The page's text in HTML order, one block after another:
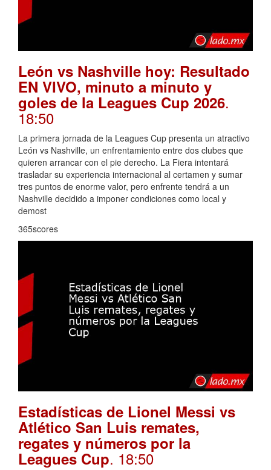
León vs Nashville hoy: Resultado
EN VIVO, minuto a minuto y
goles de la Leagues Cup 2026.
18:50
La primera jornada de la Leagues Cup presenta un atractivo
León vs Nashville, un enfrentamiento entre dos clubes que
quieren arrancar con el pie derecho. La Fiera intentará
trasladar su experiencia internacional al certamen y sumar
tres puntos de enorme valor, pero enfrente tendrá a un
Nashville decidido a imponer condiciones como local y
demost
365scores
Estadísticas de Lionel Messi vs
Atlético San Luis remates,
regates y números por la
Leagues Cup. 18:50